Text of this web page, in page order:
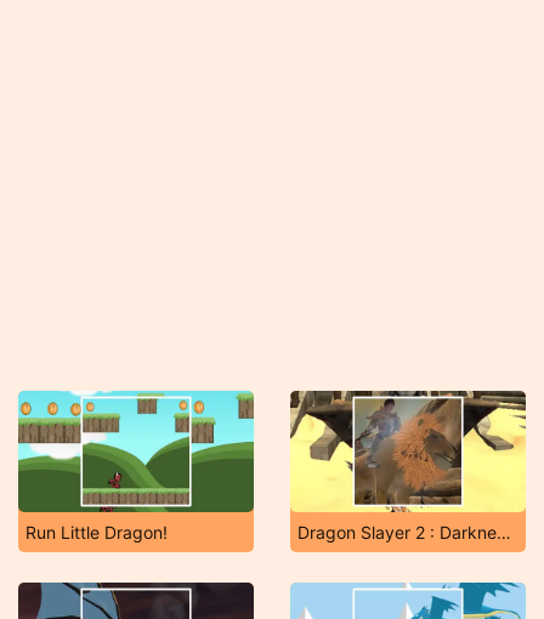
Run Little Dragon! Dragon Slayer 2 : Darkness Rises